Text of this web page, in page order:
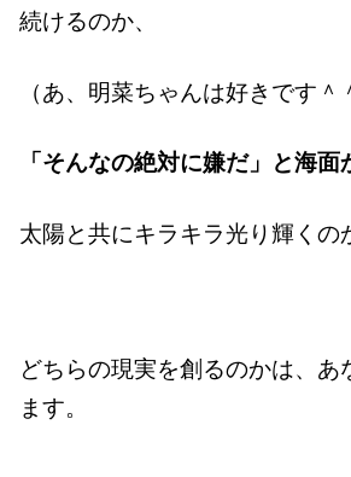
続けるのか、
（あ、明菜ちゃんは好きです＾
「そんなの絶対に嫌だ」と海面
太陽と共にキラキラ光り輝くの
どちらの現実を創るのかは、あ
ます。